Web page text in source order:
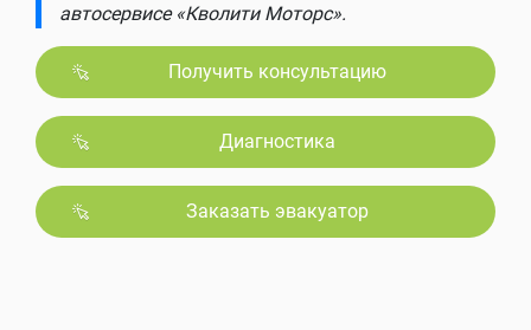
автосервисе «Кволити Моторс».
Получить консультацию
Диагностика
Заказать эвакуатор